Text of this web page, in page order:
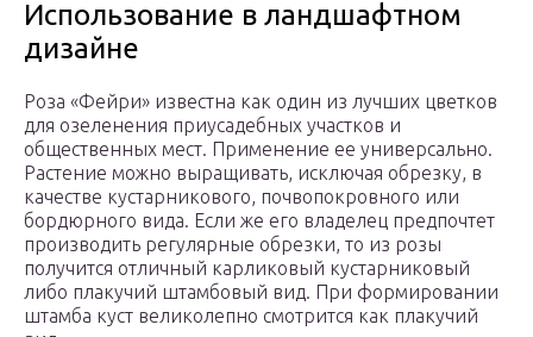
Использование в ландшафтном
дизайне
Роза «Фейри» известна как один из лучших цветков
для озеленения приусадебных участков и
общественных мест. Применение ее универсально.
Растение можно выращивать, исключая обрезку, в
качестве кустарникового, почвопокровного или
бордюрного вида. Если же его владелец предпочтет
производить регулярные обрезки, то из розы
получится отличный карликовый кустарниковый
либо плакучий штамбовый вид. При формировании
штамба куст великолепно смотрится как плакучий